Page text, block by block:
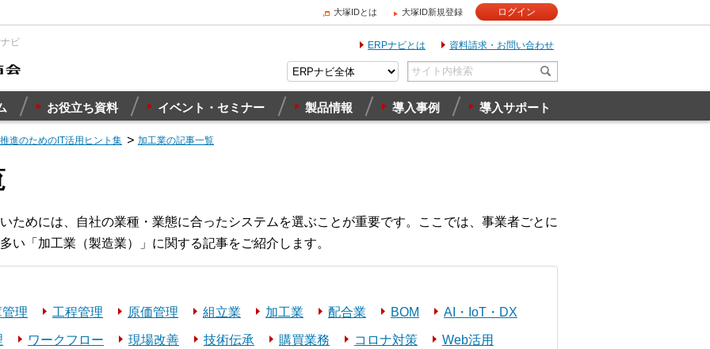
大塚IDとは 大塚ID新規登録 ログイン
ビ ERPナビとは 資料請求・お問い合わせ
お役立ち資料 イベント・セミナー 製品情報 導入事例 導入サポート
進のためのIT活用ヒント集 加工業の記事一覧
ためには、自社の業種・業態に合ったシステムを選ぶことが重要です。ここでは、事業者ごとに
い「加工業（製造業）」に関する記事をご紹介します。
理 工程管理 原価管理 組立業 加工業 配合業 BOM AI・IoT・DX
ワークフロー 現場改善 技術伝承 購買業務 コロナ対策 Web活用